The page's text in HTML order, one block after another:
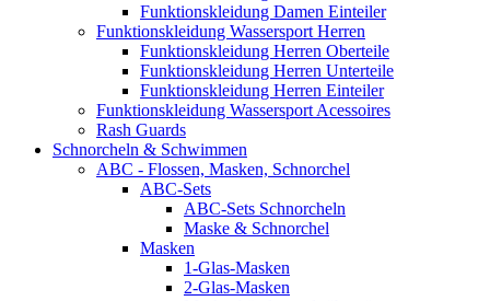
Funktionskleidung Damen Einteiler
Funktionskleidung Wassersport Herren
Funktionskleidung Herren Oberteile
Funktionskleidung Herren Unterteile
Funktionskleidung Herren Einteiler
Funktionskleidung Wassersport Acessoires
Rash Guards
Schnorcheln & Schwimmen
ABC - Flossen, Masken, Schnorchel
ABC-Sets
ABC-Sets Schnorcheln
Maske & Schnorchel
Masken
1-Glas-Masken
2-Glas-Masken